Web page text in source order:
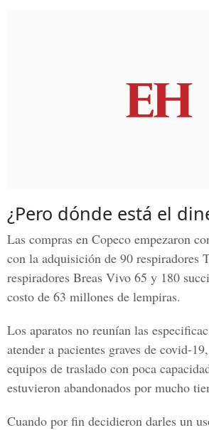
¿Pero dónde está el
Las compras en Copeco empezaron
con la adquisición de 90 respiradores
respiradores Breas Vivo 65 y 180
costo de 63 millones de lempiras.
Los aparatos no reunían las
atender a pacientes graves de covid-
equipos de traslado con poca
estuvieron abandonados por mucho
Cuando por fin decidieron darles un